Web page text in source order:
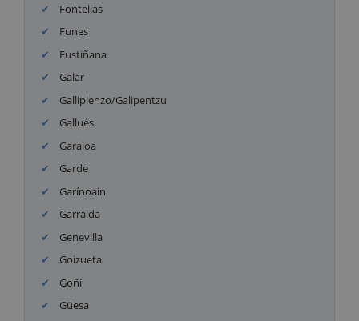
Fontellas
Funes
Fustiñana
Galar
Gallipienzo/Galipentzu
Gallués
Garaioa
Garde
Garínoain
Garralda
Genevilla
Goizueta
Goñi
Güesa